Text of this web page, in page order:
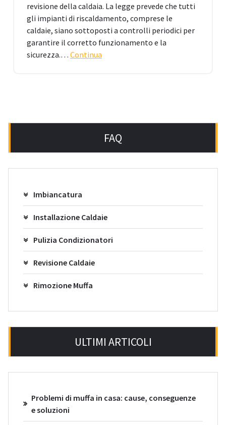
revisione della caldaia. La legge prevede che tutti
gli impianti di riscaldamento, comprese le
caldaie, siano sottoposti a controlli periodici per
garantire il corretto funzionamento e la
sicurezza.… Continua
FAQ
Imbiancatura
Installazione Caldaie
Pulizia Condizionatori
Revisione Caldaie
Rimozione Muffa
ULTIMI ARTICOLI
Problemi di muffa in casa: cause, conseguenze
e soluzioni